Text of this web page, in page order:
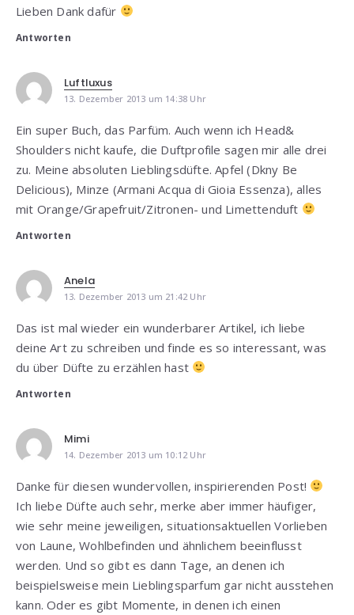
Lieben Dank dafür
Antworten
Luftluxus
13. Dezember 2013 um 14:38 Uhr
Ein super Buch, das Parfüm. Auch wenn ich Head&
Shoulders nicht kaufe, die Duftprofile sagen mir alle drei
zu. Meine absoluten Lieblingsdüfte. Apfel (Dkny Be
Delicious), Minze (Armani Acqua di Gioia Essenza), alles
mit Orange/Grapefruit/Zitronen- und Limettenduft
Antworten
Anela
13. Dezember 2013 um 21:42 Uhr
Das ist mal wieder ein wunderbarer Artikel, ich liebe
deine Art zu schreiben und finde es so interessant, was
du über Düfte zu erzählen hast
Antworten
Mimi
14. Dezember 2013 um 10:12 Uhr
Danke für diesen wundervollen, inspirierenden Post!
Ich liebe Düfte auch sehr, merke aber immer häufiger,
wie sehr meine jeweiligen, situationsaktuellen Vorlieben
von Laune, Wohlbefinden und ähnlichem beeinflusst
werden. Und so gibt es dann Tage, an denen ich
beispielsweise mein Lieblingsparfum gar nicht ausstehen
kann. Oder es gibt Momente, in denen ich einen